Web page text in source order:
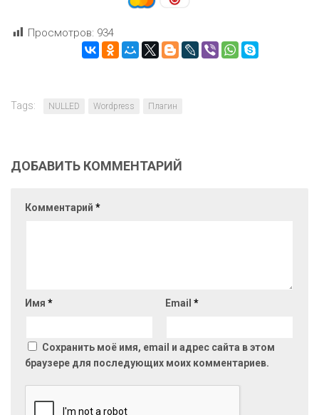
Просмотров: 934
Tags: NULLED Wordpress Плагин
ДОБАВИТЬ КОММЕНТАРИЙ
Комментарий *
Имя * Email *
Сохранить моё имя, email и адрес сайта в этом
браузере для последующих моих комментариев.